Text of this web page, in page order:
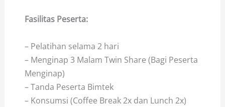
Fasilitas Peserta:
– Pelatihan selama 2 hari
– Menginap 3 Malam Twin Share (Bagi Peserta
Menginap)
– Tanda Peserta Bimtek
– Konsumsi (Coffee Break 2x dan Lunch 2x)